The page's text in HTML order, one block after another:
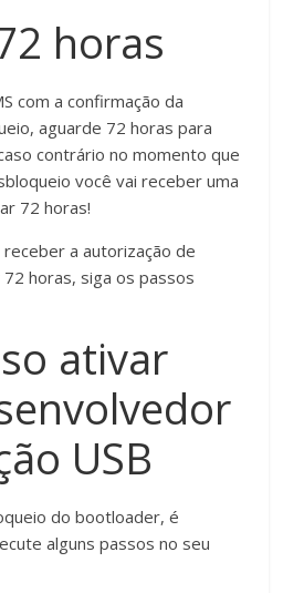
horas
com a confirmação da
aguarde 72 horas para
contrário no momento que
você vai receber uma
72 horas!
a autorização de
horas, siga os passos
ativar
USB
do bootloader, é
alguns passos no seu